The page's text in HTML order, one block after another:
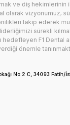
ve diş hekimlerinin
olarak vizyonumuz,
takip ederek
sürekli
hedefleyen F1 Dental
önemle
No:2 C, 34093 Fatih/